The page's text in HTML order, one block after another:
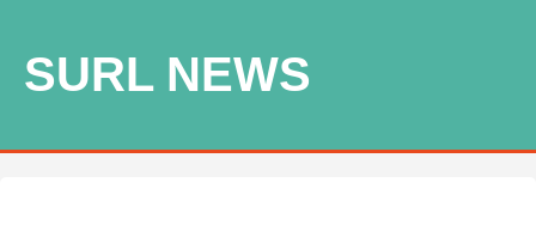
SURL NEWS